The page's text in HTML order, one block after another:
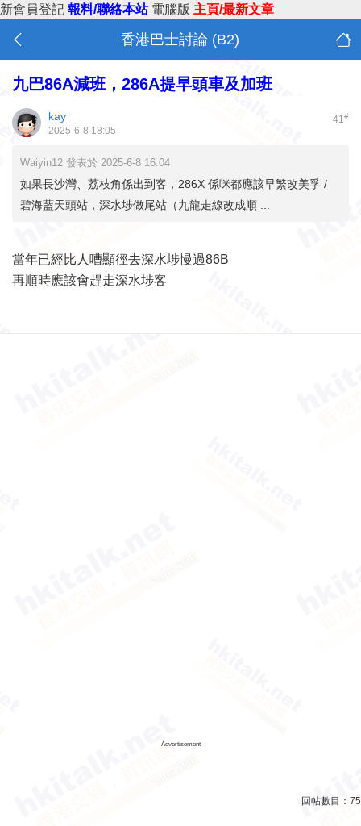
新會員登記 報料/聯絡本站 電腦版 主頁/最新文章
香港巴士討論 (B2)
九巴86A減班，286A提早頭車及加班
41#
kay
2025-6-8 18:05
Waiyin12 發表於 2025-6-8 16:04
如果長沙灣、荔枝角係出到客，286X 係咪都應該早繁改美孚 /
碧海藍天頭站，深水埗做尾站（九龍走線改成順 ...
當年已經比人嘈顯徑去深水埗慢過86B
再順時應該會趕走深水埗客
Advertisement
回帖數目： 75